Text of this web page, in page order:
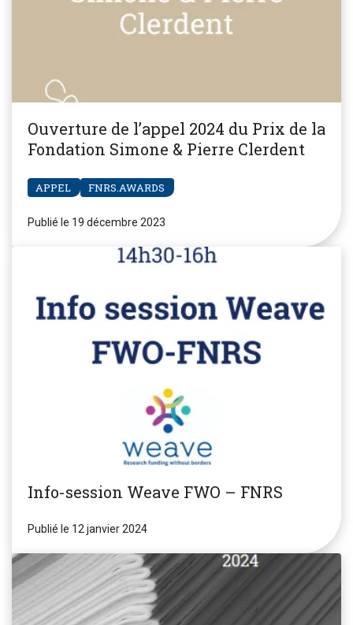
Ouverture de l’appel 2024 du Prix de la
Fondation Simone & Pierre Clerdent
APPEL FNRS.AWARDS
Publié le 19 décembre 2023
Info-session Weave FWO – FNRS
Publié le 12 janvier 2024